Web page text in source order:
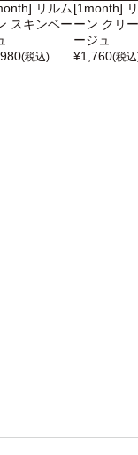
リルム
スキンベー
(税込)
[1month]
ーン クリ
ージュ
¥1,760(税